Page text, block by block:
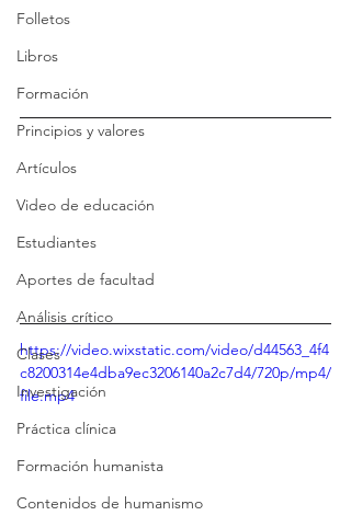
Folletos
Libros
Formación
Principios y valores
Artículos
Video de educación
Estudiantes
Aportes de facultad
Análisis crítico
Clases
Investigación
Práctica clínica
Formación humanista
Contenidos de humanismo
https://video.wixstatic.com/video/d44563_4f4
c8200314e4dba9ec3206140a2c7d4/720p/mp4/
file.mp4